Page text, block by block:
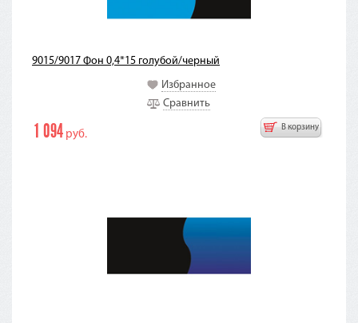
9015/9017 Фон 0,4*15 голубой/черный
Избранное
Сравнить
В корзину
1 094 руб.